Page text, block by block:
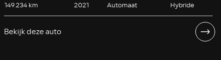
149.234 km 2021 Automaat Hybride
Bekijk deze auto